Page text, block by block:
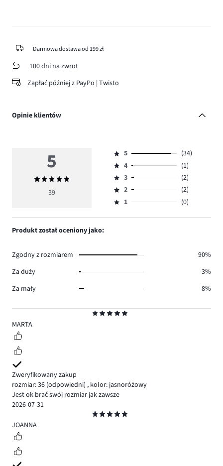
Darmowa dostawa od 199 zł
100 dni na zwrot
Zapłać później z PayPo | Twisto
Opinie klientów
5
MARTA
Zweryfikowany zakup
rozmiar: 36 (odpowiedni) , kolor: jasnoróżowy
Jest ok brać swój rozmiar jak zawsze
2026-07-31
5
JOANNA
5
Średnia
ocena
39
Ocena
5,
ilość
głosów
34.
5
(34)
Ocena
4,
ilość
głosów
4
(1)
Ocena
3,
ilość
3
(2)
Ocena
2,
2
(2)
Ocena
1,
1 (0)
Produkt został oceniony jako:
Zgodny z rozmiarem
90%
Za duży
3%
Za mały
8%